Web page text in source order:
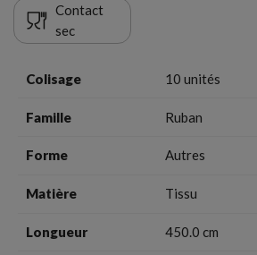
Nom de la liste d'envies
Vous devez être connecté pour
Contact
sec
Colisage 10 unités
Famille Ruban
Forme Autres
Matière Tissu
Longueur 450.0 cm